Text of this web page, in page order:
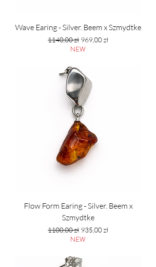
Wave Earing - Silver. Beem x Szmydtke
Regularna cena
1140,00 zł Cena rabatowa
969,00 zł
NEW
Flow Form Earing - Silver. Beem x
Szmydtke
Regularna cena
1100,00 zł Cena rabatowa
935,00 zł
NEW